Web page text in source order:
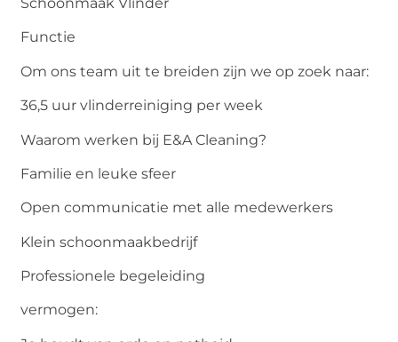
Functie
Om ons team uit te breiden zijn we op zoek naar:
36,5 uur vlinderreiniging per week
Waarom werken bij E&A Cleaning?
Familie en leuke sfeer
Open communicatie met alle medewerkers
Klein schoonmaakbedrijf
Professionele begeleiding
vermogen: